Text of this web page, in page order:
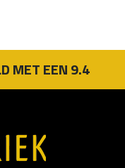
MET EEN 9.4